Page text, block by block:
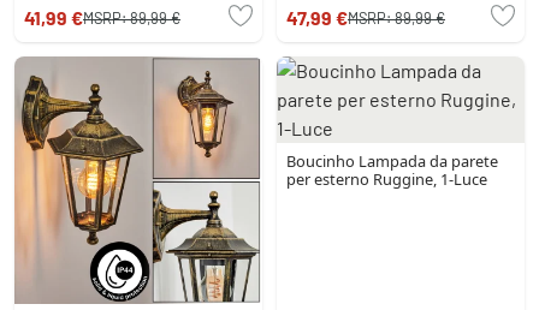
41,99 €MSRP:89,99 € 47,99 €MSRP:89,99 €
Boucinho Lampada da parete
per esterno Ruggine, 1-Luce